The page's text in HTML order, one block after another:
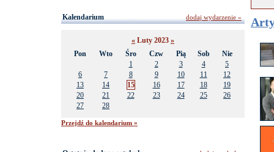
Kalendarium
« Luty 2023 »
Pon
Wto Śro Czw Pią Sob
Nie
1
2 3 4
5
6
7 8 9 10 11
12
13
14 15 16 17 18
19
20
21 22 23 24 25
26
27
28
Przejdź do kalendarium »
dodaj wydarzenie »